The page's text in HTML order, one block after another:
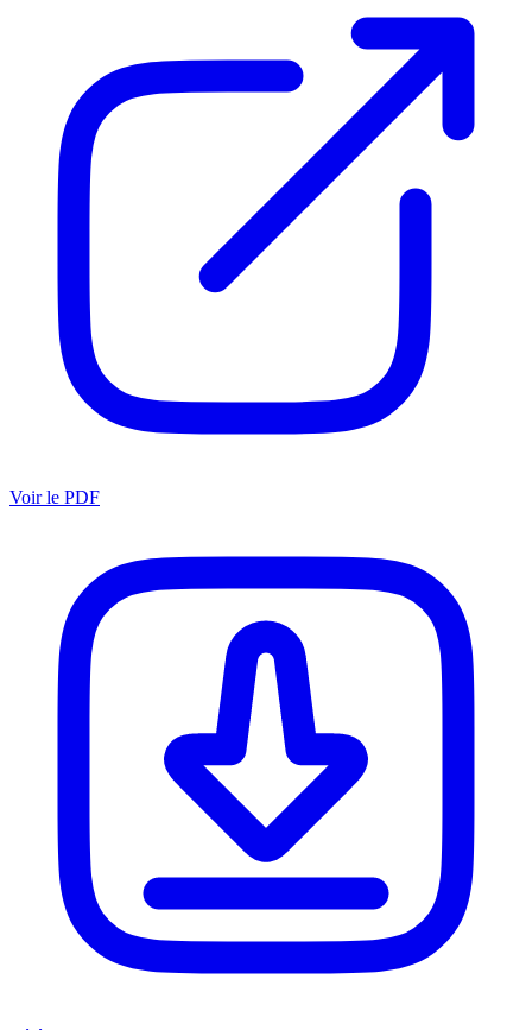
Voir le PDF